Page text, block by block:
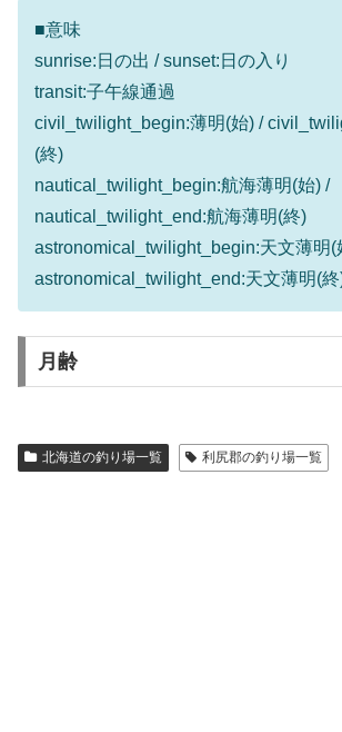
■意味
sunrise:日の出 / sunset:日の入り
transit:子午線通過
civil_twilight_begin:薄明(始) /
(終)
nautical_twilight_begin:航海薄明(始) /
nautical_twilight_end:航海薄明(終)
astronomical_twilight_begin:天文薄明(
astronomical_twilight_end:天文薄明(
月齢
北海道の釣り場一覧 利尻郡の釣り場一覧